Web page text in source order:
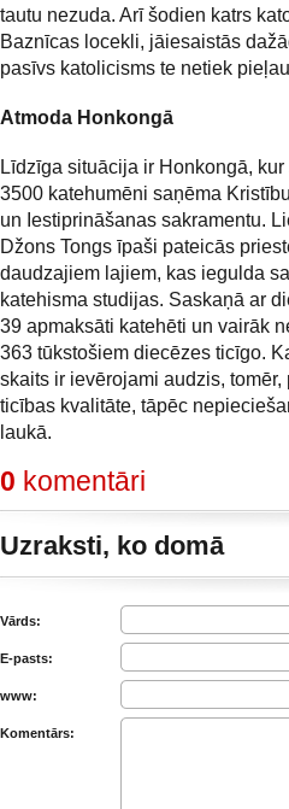
tautu nezuda. Arī šodien katrs
Baznīcas locekli, jāiesaistās
pasīvs katolicisms te netiek
Atmoda Honkongā
Līdzīga situācija ir Honkongā,
3500 katehumēni saņēma
un Iestiprināšanas sakramentu.
Džons Tongs īpaši pateicās
daudzajiem lajiem, kas iegulda
katehisma studijas. Saskaņā ar
39 apmaksāti katehēti un vairāk
363 tūkstošiem diecēzes ticīgo.
skaits ir ievērojami audzis,
ticības kvalitāte, tāpēc
laukā.
0 komentāri
Uzraksti, ko domā
Vārds:
E-pasts:
www:
Komentārs: